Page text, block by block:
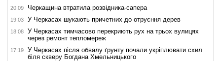
20:09 Черкащина втратила розвідника-сапера
19:03 У Черкасах шукають причетних до отруєння дерев
18:08
У Черкасах тимчасово перекриють рух на трьох вулицях
через ремонт тепломереж
17:19
У Черкасах після обвалу ґрунту почали укріплювати схил
біля скверу Богдана Хмельницького